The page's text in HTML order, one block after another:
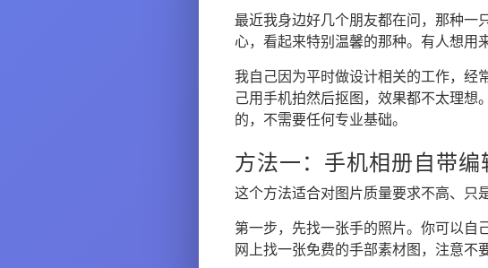
最近我身边好几个朋友都在问，那种一
心，看起来特别温馨的那种。有人想用
我自己因为平时做设计相关的工作，经
己用手机拍然后抠图，效果都不太理
的，不需要任何专业基础。
方法一：手机相册自带编
这个方法适合对图片质量要求不高、只
第一步，先找一张手的照片。你可以自
网上找一张免费的手部素材图，注意不